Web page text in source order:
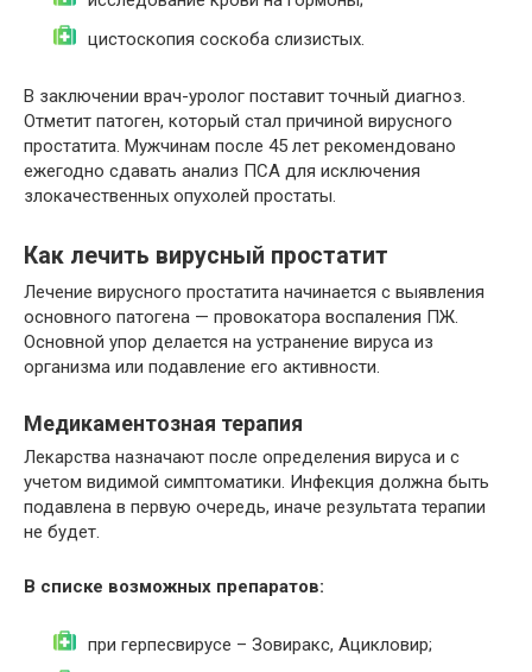
цистоскопия соскоба слизистых.
В заключении врач-уролог поставит точный диагноз.
Отметит патоген, который стал причиной вирусного
простатита. Мужчинам после 45 лет рекомендовано
ежегодно сдавать анализ ПСА для исключения
злокачественных опухолей простаты.
Как лечить вирусный простатит
Лечение вирусного простатита начинается с выявления
основного патогена — провокатора воспаления ПЖ.
Основной упор делается на устранение вируса из
организма или подавление его активности.
Медикаментозная терапия
Лекарства назначают после определения вируса и с
учетом видимой симптоматики. Инфекция должна быть
подавлена в первую очередь, иначе результата терапии
не будет.
В списке возможных препаратов:
при герпесвирусе – Зовиракс, Ацикловир;